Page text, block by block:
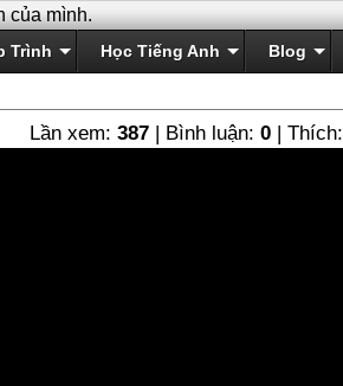
của mình.
Trình Học Tiếng Anh Blog
Lần xem: 387 | Bình luận: 0 | Thích: